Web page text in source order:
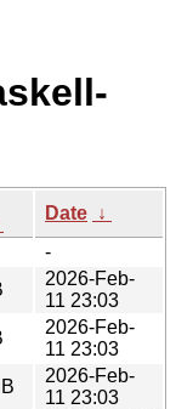
Date ↓
-
2026-Feb-
11 23:03
2026-Feb-
11 23:03
2026-Feb-
11 23:03